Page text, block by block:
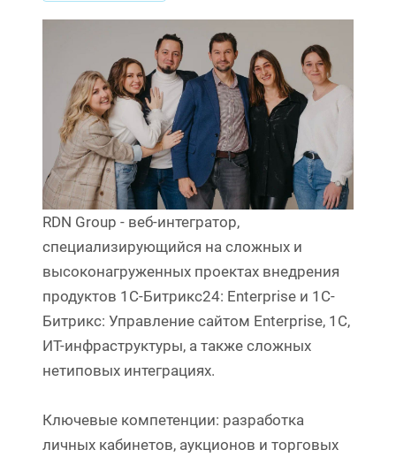
RDN Group - веб-интегратор,
специализирующийся на сложных и
высоконагруженных проектах внедрения
продуктов 1С-Битрикс24: Enterprise и 1C-
Битрикс: Управление сайтом Enterprise, 1С,
ИТ-инфраструктуры, а также сложных
нетиповых интеграциях.
Ключевые компетенции: разработка
личных кабинетов, аукционов и торговых